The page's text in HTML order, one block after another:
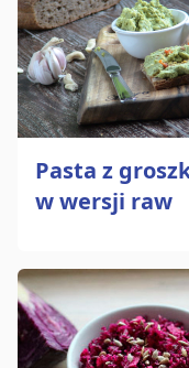
Pasta z
w wersji raw